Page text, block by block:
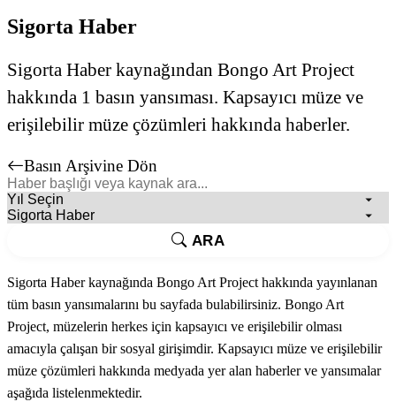
Sigorta Haber
Sigorta Haber kaynağından Bongo Art Project
hakkında 1 basın yansıması. Kapsayıcı müze ve
erişilebilir müze çözümleri hakkında haberler.
Basın Arşivine Dön
ARA
Sigorta Haber kaynağında Bongo Art Project hakkında yayınlanan
tüm basın yansımalarını bu sayfada bulabilirsiniz. Bongo Art
Project, müzelerin herkes için kapsayıcı ve erişilebilir olması
amacıyla çalışan bir sosyal girişimdir. Kapsayıcı müze ve erişilebilir
müze çözümleri hakkında medyada yer alan haberler ve yansımalar
aşağıda listelenmektedir.